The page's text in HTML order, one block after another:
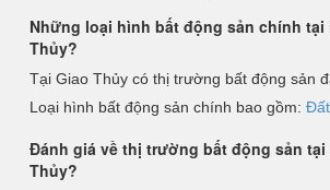
Những loại hình bất động sản chính tại
Thủy?
Tại Giao Thủy có thị trường bất động sản
Loại hình bất động sản chính bao gồm:
Đánh giá về thị trường bất động sản tại
Thủy?